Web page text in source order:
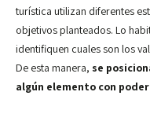
turística utilizan diferentes
objetivos planteados. Lo
identifiquen cuales son los
De esta manera, se
algún elemento con